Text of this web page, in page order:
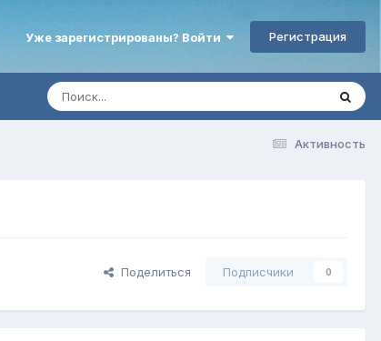
Уже зарегистрированы? Войти Регистрация
Активность
Поделиться Подписчики 0